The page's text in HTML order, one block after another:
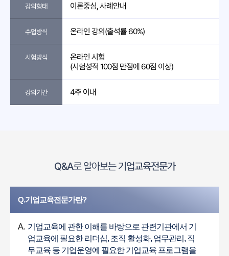
강의형태 이론중심, 사례안내
수업방식 온라인 강의(출석률 60%)
시험방식
온라인 시험
(시험성적 100점 만점에 60점 이상)
강의기간 4주 이내
Q&A로 알아보는기업교육전문가
Q.기업교육전문가란?
A. 기업교육에 관한 이해를 바탕으로 관련기관에서 기
업교육에 필요한 리더십, 조직 활성화, 업무관리, 직
무교육 등 기업운영에 필요한 기업교육 프로그램을